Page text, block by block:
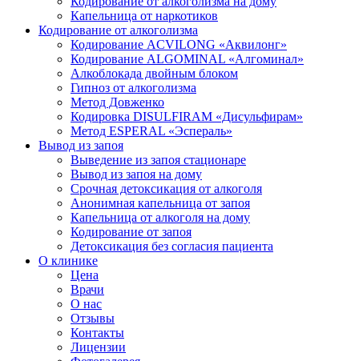
Капельница от наркотиков
Кодирование от алкоголизма
Кодирование ACVILONG «Аквилонг»
Кодирование ALGOMINAL «Алгоминал»
Алкоблокада двойным блоком
Гипноз от алкоголизма
Метод Довженко
Кодировка DISULFIRAM «Дисульфирам»
Метод ESPERAL «Эспераль»
Вывод из запоя
Выведение из запоя стационаре
Вывод из запоя на дому
Срочная детоксикация от алкоголя
Анонимная капельница от запоя
Капельница от алкоголя на дому
Кодирование от запоя
Детоксикация без согласия пациента
О клинике
Цена
Врачи
О нас
Отзывы
Контакты
Лицензии